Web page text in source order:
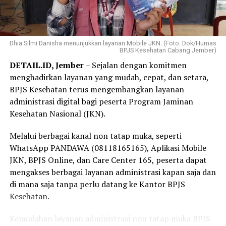
layanan kesehatan.
“Menurut saya, jangan menunggu sampai sakit baru
mengurus kepesertaan JKN. Selagi ada kemudahan
melalui Program REHAB 3.0, manfaatkan kesempatan
ini untuk melunasi tunggakan secara bertahap. Dengan
kepesertaan JKN yang tetap aktif, kita dan keluarga bisa
merasa lebih tenang karena perlindungan kesehatan
sudah siap digunakan kapan pun dibutuhkan,” tuturnya.
keyakinannya bahwa Program JKN berperan penting
dalam memastikan masyarakat memperoleh akses
pelayanan kesehatan tanpa terkendala biaya.
pasien yang dapat memperoleh pemeriksaan,
pengobatan, hingga rujukan sesuai kebutuhan karena
menjadi peserta JKN. Pengalaman itu membuat saya
semakin yakin bahwa Program JKN memiliki manfaat
yang sangat besar, terutama dalam memastikan
masyarakat tetap dapat mengakses layanan kesehatan
tanpa terkendala biaya,” ujar Linda.
Selain sebagai tenaga kesehatan, Linda juga merasakan
langsung manfaat Program JKN dalam kehidupan
keluarganya.
Dhia Silmi Danisha menunjukkan layanan Mobile JKN. (Foto: Dok/Humas
BPJS Kesehatan Cabang Jember)
DETAIL.ID, Jember– Sejalan dengan komitmen
menghadirkan layanan yang mudah, cepat, dan setara,
BPJS Kesehatan terus mengembangkan layanan
administrasi digital bagi peserta Program Jaminan
Kesehatan Nasional (JKN).
Melalui berbagai kanal non tatap muka, seperti
WhatsApp PANDAWA (08118165165), Aplikasi Mobile
JKN, BPJS Online, dan Care Center 165, peserta dapat
mengakses berbagai layanan administrasi kapan saja dan
di mana saja tanpa perlu datang ke Kantor BPJS
Kesehatan.
Kemudahan layanan administrasi non tatap muka BPJS